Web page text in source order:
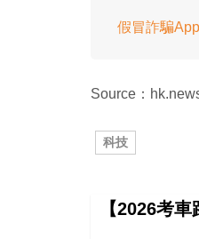
假冒詐騙
Source：
科技
【2026考